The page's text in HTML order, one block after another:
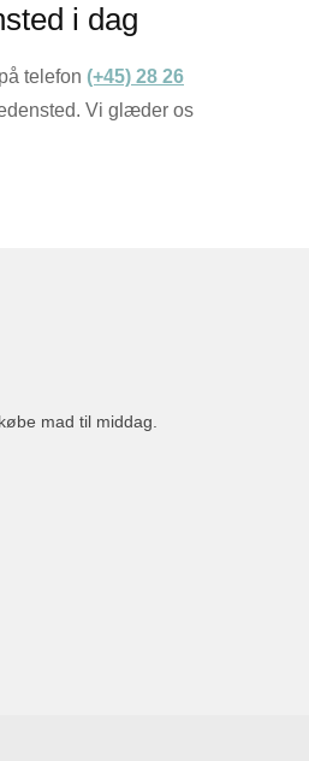
i dag
telefon (+45) 28 26
Vi glæder os
mad til middag.